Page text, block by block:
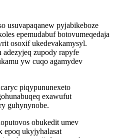
usuvapaqanew pyjabikeboze
epemudabuf botovumeqedaja
osoxif ukedevakamysyl.
zupody rapyfe
yw cuqo agamydev
piqypununexeto
exawufut
guhynynobe.
obukedit umev
ukyjyhalasat